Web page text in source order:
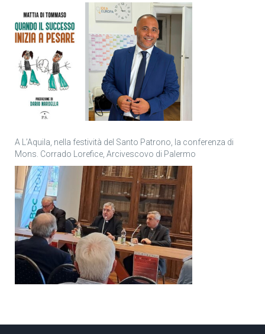
A L’Aquila, nella festività del Santo Patrono, la conferenza di
Mons. Corrado Lorefice, Arcivescovo di Palermo